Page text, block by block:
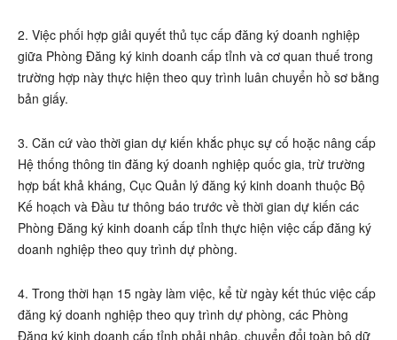
2. Việc phối hợp giải quyết thủ tục cấp đăng ký doanh nghiệp
giữa Phòng Đăng ký kinh doanh cấp tỉnh và cơ quan thuế trong
trường hợp này thực hiện theo quy trình luân chuyển hồ sơ bằng
bản giấy.
3. Căn cứ vào thời gian dự kiến khắc phục sự cố hoặc nâng cấp
Hệ thống thông tin đăng ký doanh nghiệp quốc gia, trừ trường
hợp bất khả kháng, Cục Quản lý đăng ký kinh doanh thuộc Bộ
Kế hoạch và Đầu tư thông báo trước về thời gian dự kiến các
Phòng Đăng ký kinh doanh cấp tỉnh thực hiện việc cấp đăng ký
doanh nghiệp theo quy trình dự phòng.
4. Trong thời hạn 15 ngày làm việc, kể từ ngày kết thúc việc cấp
đăng ký doanh nghiệp theo quy trình dự phòng, các Phòng
Đăng ký kinh doanh cấp tỉnh phải nhập, chuyển đổi toàn bộ dữ